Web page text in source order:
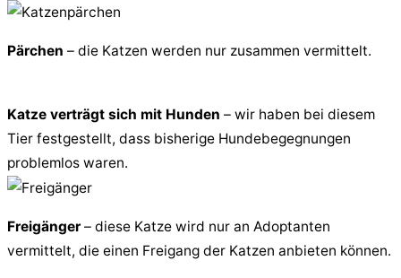
Pärchen – die Katzen werden nur zusammen vermittelt.
Katze verträgt sich mit Hunden – wir haben bei diesem
Tier festgestellt, dass bisherige Hundebegegnungen
problemlos waren.
Freigänger – diese Katze wird nur an Adoptanten
vermittelt, die einen Freigang der Katzen anbieten können.